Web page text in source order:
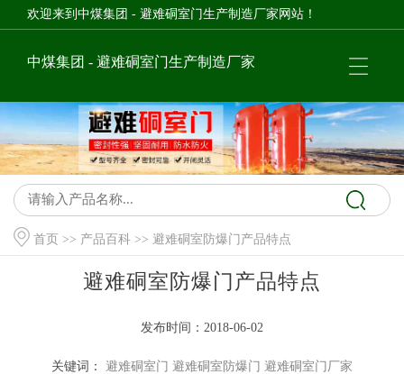
欢迎来到中煤集团 - 避难硐室门生产制造厂家网站！
中煤集团 - 避难硐室门生产制造厂家
首页 >> 产品百科 >> 避难硐室防爆门产品特点
避难硐室防爆门产品特点
发布时间：2018-06-02
关键词： 避难硐室门 避难硐室防爆门 避难硐室门厂家